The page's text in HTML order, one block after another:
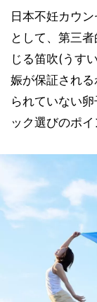
日本不妊カウ
として、第三
じる笛吹(うす
娠が保証され
られていない
ック選びのポ